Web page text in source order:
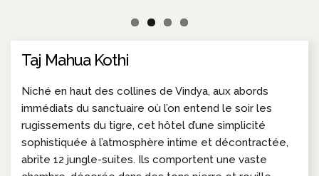
Taj Mahua Kothi
Niché en haut des collines de Vindya, aux abords
immédiats du sanctuaire où l’on entend le soir les
rugissements du tigre, cet hôtel d’une simplicité
sophistiquée à l’atmosphère intime et décontractée,
abrite 12 jungle-suites. Ils comportent une vaste